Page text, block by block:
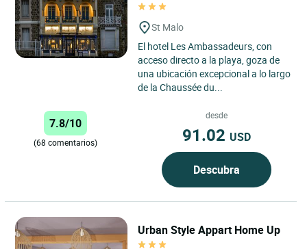
St Malo
El hotel Les Ambassadeurs, con
acceso directo a la playa, goza de
una ubicación excepcional a lo largo
de la Chaussée du...
7.8/10
(68 comentarios)
desde
91.02 USD
Descubra
Urban Style Appart Home Up